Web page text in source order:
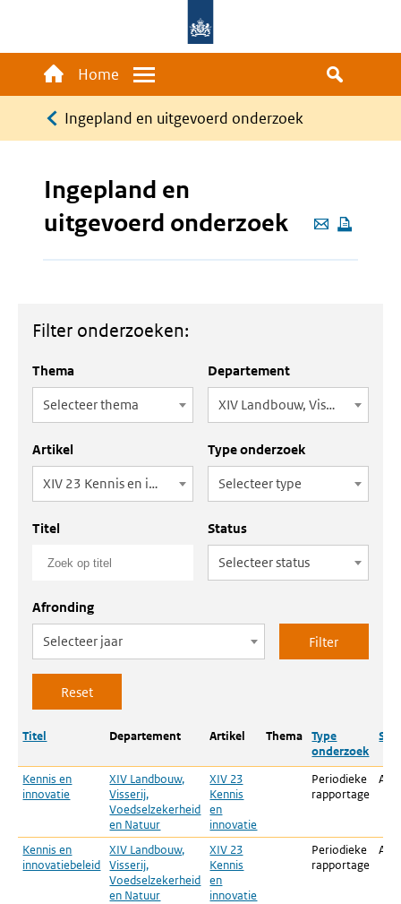
gaan
Main
navigation
Home Menu
Kruimelpad
Ingepland en uitgevoerd onderzoek
Deze
pagina
Ingepland en
uitgevoerd onderzoek
Filter onderzoeken:
Thema
Selecteer thema
Departement
XIV Landbouw, Visserij, Voedselzekerheid en Natuur
Artikel
XIV 23 Kennis en innovatie
Type onderzoek
Selecteer type
Titel
Status
Selecteer status
Afronding
Selecteer jaar
Titel Departement Artikel Thema
Type
onderzoek
Kennis en
innovatie
XIV Landbouw,
Visserij,
Voedselzekerheid
en Natuur
XIV 23
Kennis
en
innovatie
Periodieke
rapportage
Kennis en
innovatiebeleid
XIV Landbouw,
Visserij,
Voedselzekerheid
en Natuur
XIV 23
Kennis
en
innovatie
Periodieke
rapportage